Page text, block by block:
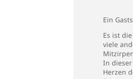
Ein
Es ist
viele
In
Herzen